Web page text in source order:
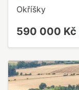
Okříšky
590 000 Kč